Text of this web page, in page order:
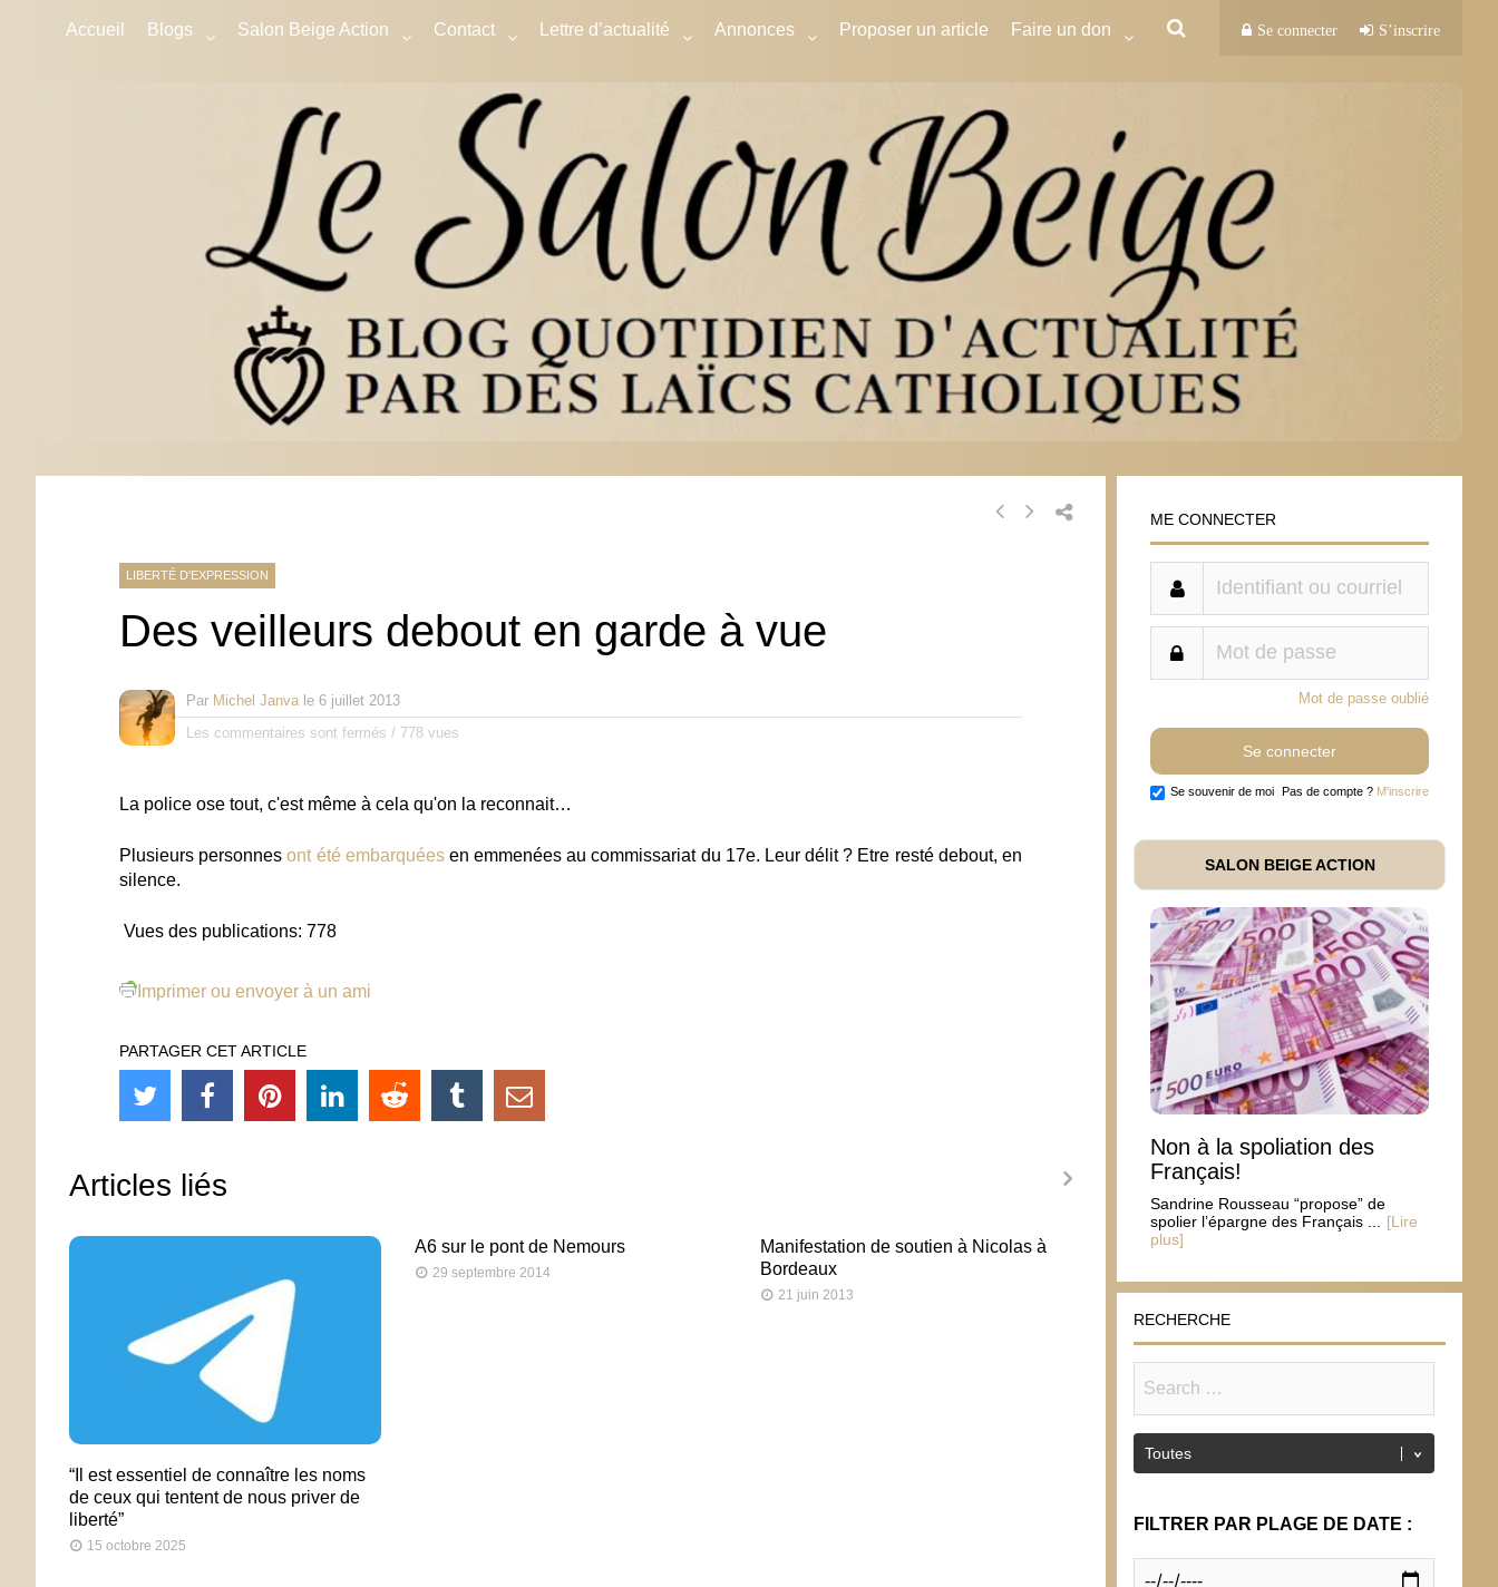
Accueil Blogs Salon Beige Action Contact Lettre d’actualité Annonces Proposer un article Faire un don Se connecter S’inscrire
LIBERTÉ D'EXPRESSION
Des veilleurs debout en garde à vue
Par Michel Janva le 6 juillet 2013
Les commentaires sont fermés / 778 vues
La police ose tout, c'est même à cela qu'on la reconnait…
Plusieurs personnesont été embarquéesen emmenées au commissariat du 17e. Leur délit ? Etre resté debout, en
silence.
Vues des publications: 778
Imprimer ou envoyer à un ami
PARTAGER CET ARTICLE
Articles liés
“Il est essentiel de connaître les noms
de ceux qui tentent de nous priver de
liberté”
15 octobre 2025
A6 sur le pont de Nemours
29 septembre 2014
Manifestation de soutien à Nicolas à
Bordeaux
21 juin 2013
Délit d’opinion par pancarte : Yona
10 avril 2024
ME CONNECTER
Mot de passe oublié
Se souvenir de moi Pas de compte ? M'inscrire
SALON BEIGE ACTION
Non à la spoliation des
Français!
Sandrine Rousseau “propose” de
spolier l’épargne des Français ...
[Lire
plus]
RECHERCHE
FILTRER PAR PLAGE DE DATE :